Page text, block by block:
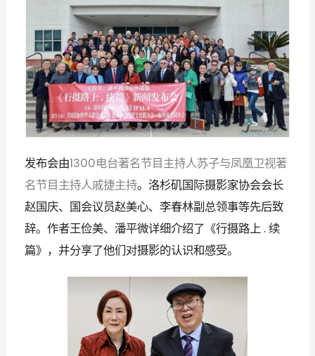
发布会由1300电台著名节目主持人苏子与凤凰卫视著
名节目主持人戚捷主持。洛杉矶国际摄影家协会会长
赵国庆、国会议员赵美心、李春林副总领事等先后致
辞。作者王俭美、潘平微详细介绍了《行摄路上 .续
篇》，并分享了他们对摄影的认识和感受。